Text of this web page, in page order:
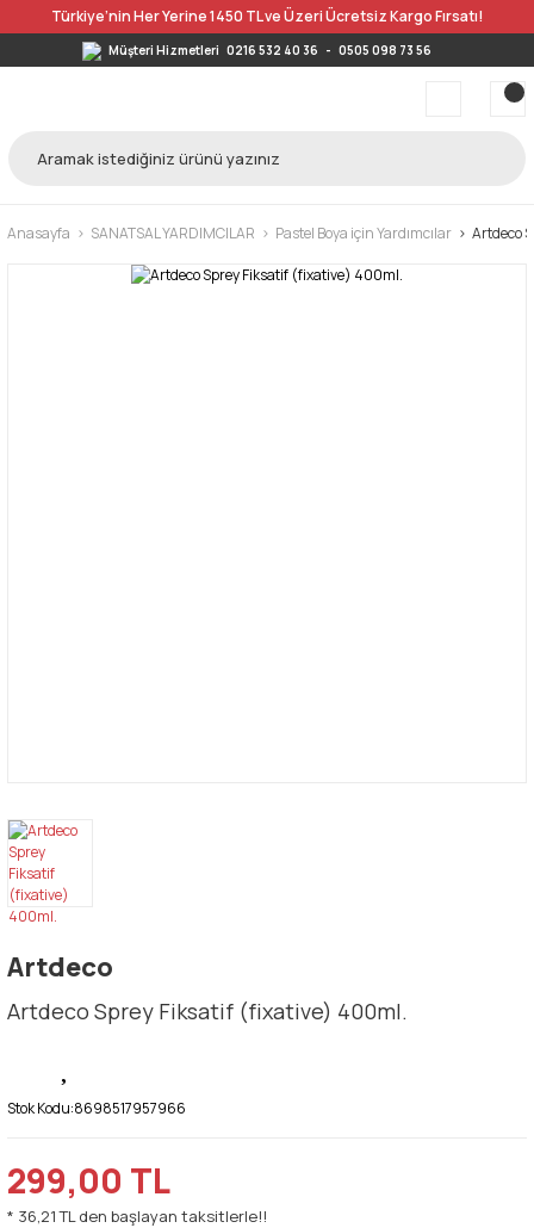
Türkiye’nin Her Yerine 1450 TL ve Üzeri Ücretsiz Kargo Fırsatı!
Müşteri Hizmetleri 0216 532 40 36 - 0505 098 73 56
Anasayfa SANATSAL YARDIMCILAR Pastel Boya için Yardımcılar Artdeco
Artdeco
Artdeco Sprey Fiksatif (fixative) 400ml.
Stok Kodu:8698517957966
299,00 TL
* 36,21 TL den başlayan taksitlerle!!